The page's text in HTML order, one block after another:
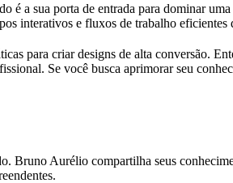
a sua porta de entrada para dominar
interativos e fluxos de trabalho eficientes
para criar designs de alta conversão.
Se você busca aprimorar seu
Bruno Aurélio compartilha seus